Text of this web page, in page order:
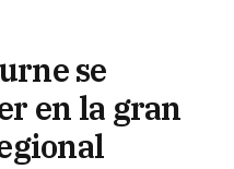
se
en la gran